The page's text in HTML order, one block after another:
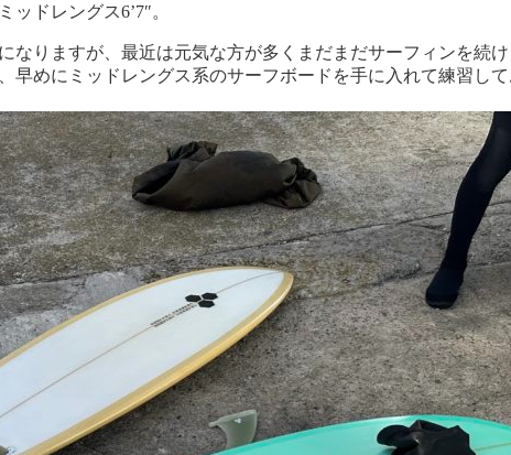
ドレングス6’7″。
なりますが、最近は元気な方が多くまだまだサーフィンを続
早めにミッドレングス系のサーフボードを手に入れて練習し